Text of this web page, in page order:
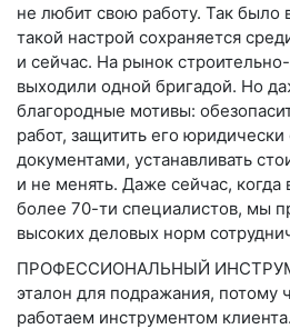
не любит свою работу. Так было
такой настрой сохраняется
и сейчас. На рынок
выходили одной бригадой. Но
благородные мотивы:
работ, защитить его
документами, устанавливать
и не менять. Даже сейчас,
более 70-ти специалистов, мы
высоких деловых норм
ПРОФЕССИОНАЛЬНЫЙ
эталон для подражания, потому
работаем инструментом